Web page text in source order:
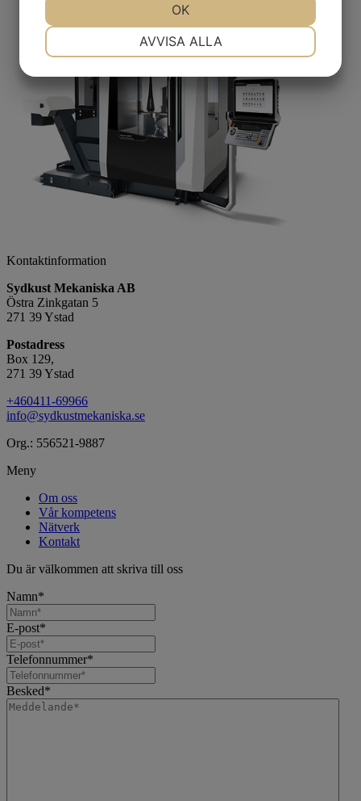
Kontaktinformation
Sydkust Mekaniska AB
Östra Zinkgatan 5
271 39 Ystad
Postadress
Box 129,
271 39 Ystad
+460411-69966
info@sydkustmekaniska.se
Org.: 556521-9887
Meny
Om oss
Vår kompetens
Nätverk
Kontakt
Du är välkommen att skriva till oss
Namn*
E-post*
Telefonnummer*
Besked*
MARKNADSFÖRING STATISTIK
AVVISA ALLA
OK